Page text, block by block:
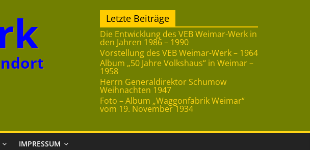
Letzte Beiträge
Die Entwicklung des VEB Weimar-Werk in
den Jahren 1986 – 1990
Vorstellung des VEB Weimar-Werk – 1964
Album „50 Jahre Volkshaus“ in Weimar –
1958
Herrn Generaldirektor Schumow
Weihnachten 1947
Foto – Album „Waggonfabrik Weimar“
vom 19. November 1934
IMPRESSUM